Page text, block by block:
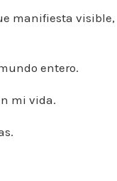
manifiesta visible,
entero.
mi vida.